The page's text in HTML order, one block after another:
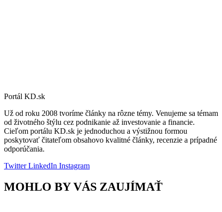
Portál KD.sk
Už od roku 2008 tvoríme články na rôzne témy. Venujeme sa témam
od životného štýlu cez podnikanie až investovanie a financie.
Cieľom portálu KD.sk je jednoduchou a výstižnou formou
poskytovať čitateľom obsahovo kvalitné články, recenzie a prípadné
odporúčania.
TwitterLinkedIn Instagram
MOHLO BY VÁS ZAUJÍMAŤ